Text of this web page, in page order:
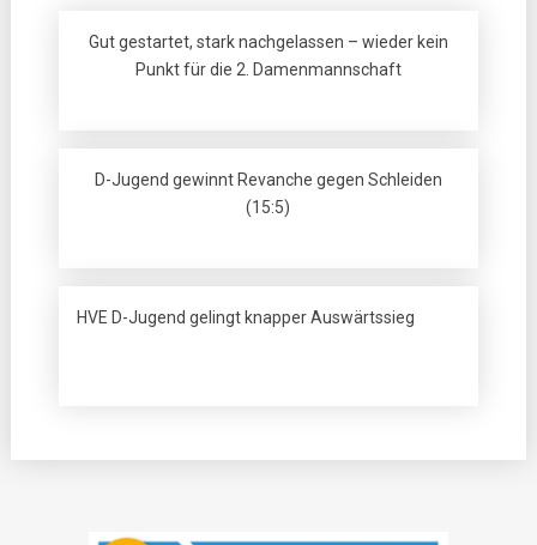
Gut gestartet, stark nachgelassen – wieder kein
Punkt für die 2. Damenmannschaft
D-Jugend gewinnt Revanche gegen Schleiden
(15:5)
HVE D-Jugend gelingt knapper Auswärtssieg